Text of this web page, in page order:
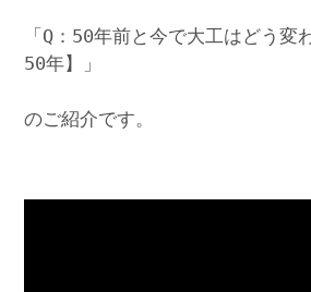
「Q：50年前と今で大工はどう変
50年】」
のご紹介です。